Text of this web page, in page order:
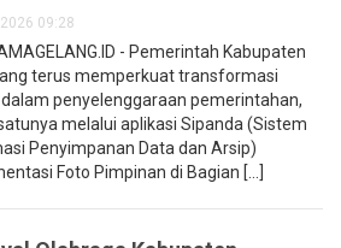
09:28
- Pemerintah Kabupaten
terus memperkuat transformasi
penyelenggaraan pemerintahan,
melalui aplikasi Sipanda (Sistem
Penyimpanan Data dan Arsip)
Foto Pimpinan di Bagian [...]